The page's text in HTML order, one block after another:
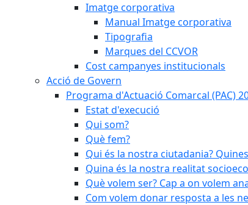
Imatge corporativa
Manual Imatge corporativa
Tipografia
Marques del CCVOR
Cost campanyes institucionals
Acció de Govern
Programa d'Actuació Comarcal (PAC)
Estat d'execució
Qui som?
Què fem?
Qui és la nostra ciutadania?
Quina és la nostra realitat
Què volem ser? Cap a on volem
Com volem donar resposta a les